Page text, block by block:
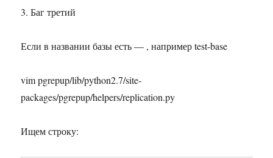
3. Баг третий
Если в названии базы есть — , например test-base
vim pgrepup/lib/python2.7/site-
packages/pgrepup/helpers/replication.py
Ищем строку: